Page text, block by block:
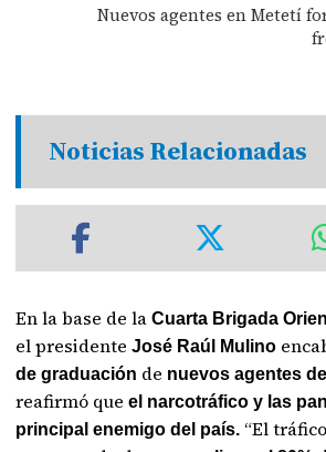
Nuevos agentes en Metetí
Noticias Relacionadas
En la base de la Cuarta Brigada
el presidenteJosé Raúl Mulino
de graduación de nuevos agentes
reafirmó que el narcotráfico y las
principal enemigo del país. “El